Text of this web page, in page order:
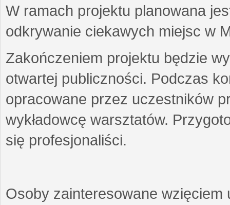
W ramach projektu planowana
odkrywanie ciekawych miejsc w
Zakończeniem projektu będzie
otwartej publiczności. Podczas
opracowane przez uczestników
wykładowcę warsztatów.
się profesjonaliści.
Osoby zainteresowane wzięciem